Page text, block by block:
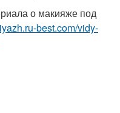
о макияже под
best.com/vidy-